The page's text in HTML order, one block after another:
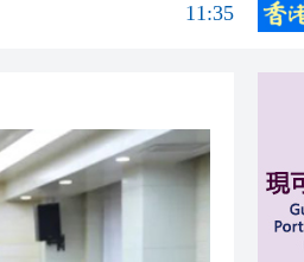
11:23
11:04